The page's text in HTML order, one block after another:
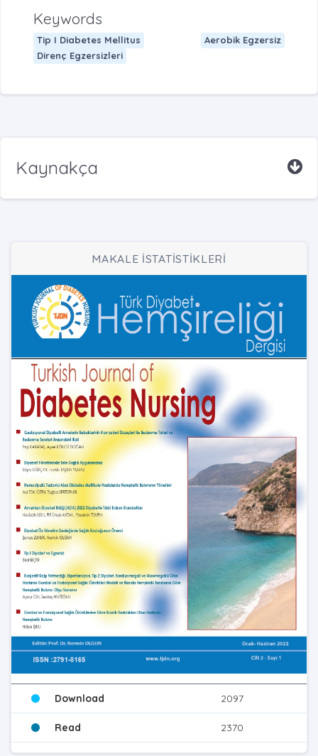
Keywords
Tip I Diabetes Mellitus
Aerobik Egzersiz
Direnç Egzersizleri
Kaynakça
MAKALE İSTATİSTİKLERİ
Download 2097
Read 2370